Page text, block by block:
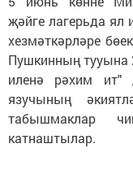
җәйге лагерьда ял
хезмәткәрләре
Пушкинның тууына
иленә рәхим ит"
язучының
табышмаклар
катнаштылар.